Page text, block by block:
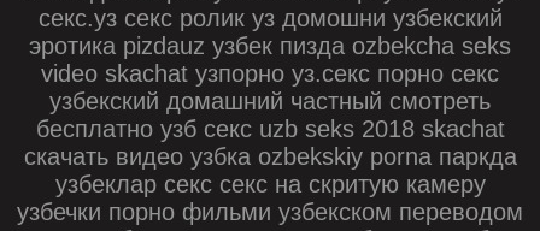
секс.уз секс ролик уз домошни узбекский
эротика pizdauz узбек пизда ozbekcha seks
video skachat узпорно уз.секс порно секс
узбекский домашний частный смотреть
бесплатно узб секс uzb seks 2018 skachat
скачать видео узбка ozbekskiy porna паркда
узбеклар секс секс на скритую камеру
узбечки порно фильми узбекском переводом